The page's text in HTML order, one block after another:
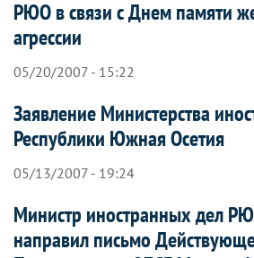
РЮО в связи с Днем памяти
агрессии
05/20/2007 - 15:22
Заявление Министерства
Республики Южная Осетия
05/13/2007 - 19:24
Министр иностранных дел
направил письмо